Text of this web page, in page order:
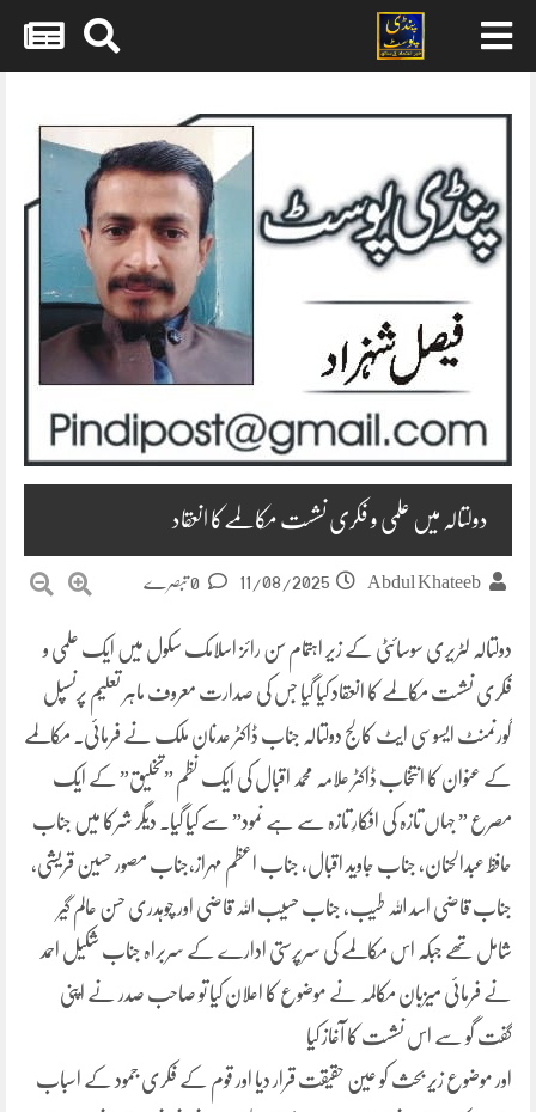
content
دولتالہ میں علمی و فکری نشست مکالمےکا انعقاد
Abdul Khateeb
11/08/2025
دولتالہ لٹریری سوسائٹی کے زیر اہتمام سن رائز اسلامک سکول میں ایک علمی و
فکری نشست مکالمے کا انعقاد کیا گیا جس کی صدارت معروف ماہر تعلیم پرنسپل
گورنمنٹ ایسوسی ایٹ کالج دولتالہ جناب ڈاکٹر عدنان ملک نے فرمائی۔ مکالمے
کے عنوان کا انتخاب ڈاکٹر علامہ محمد اقبال کی ایک نظم ”تخلیق” کے ایک
مصرع ” جہاں تازہ کی افکارِ تازہ سے ہے نمود” سے کیا گیا۔ دیگر شرکا میں جناب
حافظ عبدالحنان، جناب جاوید اقبال، جناب اعظم مہراز،جناب مصور حسین قریشی،
جناب قاضی اسد اللہ طیب، جناب حسیب اللہ قاضی اور چوہدری حسن عالم گیر
شامل تھے جبکہ اس مکالمے کی سرپرستی ادارے کے سربراہ جناب شکیل احمد
نے فرمائی میزبان مکالمہ نے موضوع کا اعلان کیا تو صاحب صدر نے اپنی
گفت گو سے اس نشست کا آغاز کیا
اور موضوع زیر بحث کو عین حقیقت قرار دیا اور قوم کے فکری جمود کے اسباب